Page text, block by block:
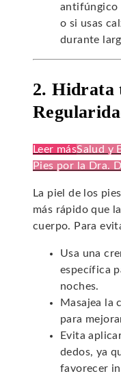
antifúngico
o si usas
durante
2. Hidrata
Leer másSalud y
Pies por la Dra.
La piel de los
más rápido que
cuerpo. Para
Usa una
específica
noches.
Masajea la
para
Evita
dedos, ya
favorecer